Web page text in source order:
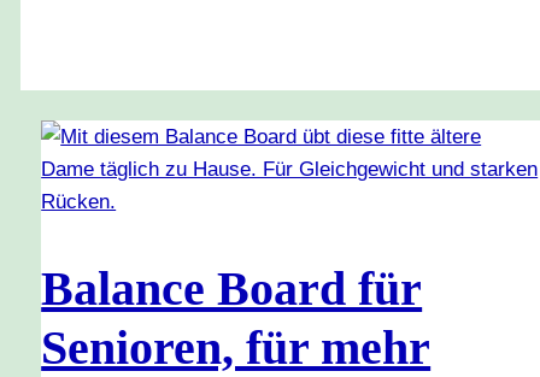
Balance Board für
Senioren, für mehr